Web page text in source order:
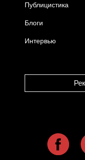
Публицистика
Блоги
Интервью